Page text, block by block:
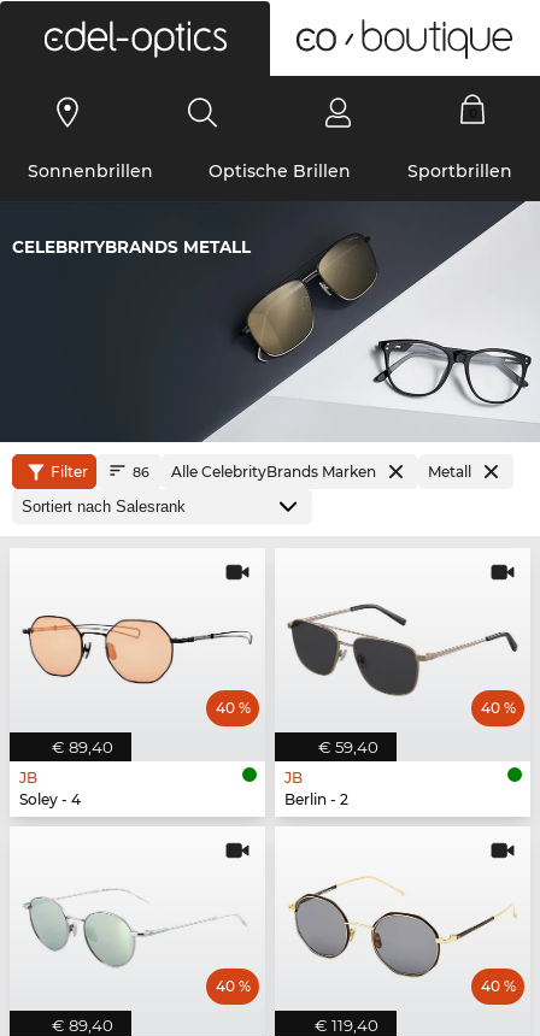
Sonnenbrillen Optische Brillen Sportbrillen
CELEBRITYBRANDS METALL
Filter 86 Alle CelebrityBrands Marken Metall
€ 89,40
40 %
JB
Soley - 4
€ 59,40
40 %
JB
Berlin - 2
€ 89,40
40 %
€ 119,40
40 %